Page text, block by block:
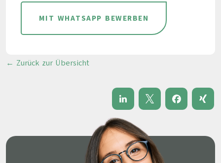
MIT WHATSAPP BEWERBEN
← Zurück zur Übersicht